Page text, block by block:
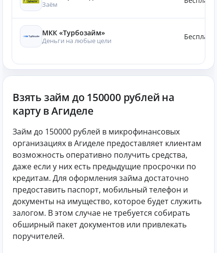
Заём
МКК «Турбозайм»
Деньги на любые цели
Взять займ до 150000 рублей на
карту в Агиделе
Займ до 150000 рублей в микрофинансовых
организациях в Агиделе предоставляет клиентам
возможность оперативно получить средства,
даже если у них есть предыдущие просрочки по
кредитам. Для оформления займа достаточно
предоставить паспорт, мобильный телефон и
документы на имущество, которое будет служить
залогом. В этом случае не требуется собирать
обширный пакет документов или привлекать
поручителей.